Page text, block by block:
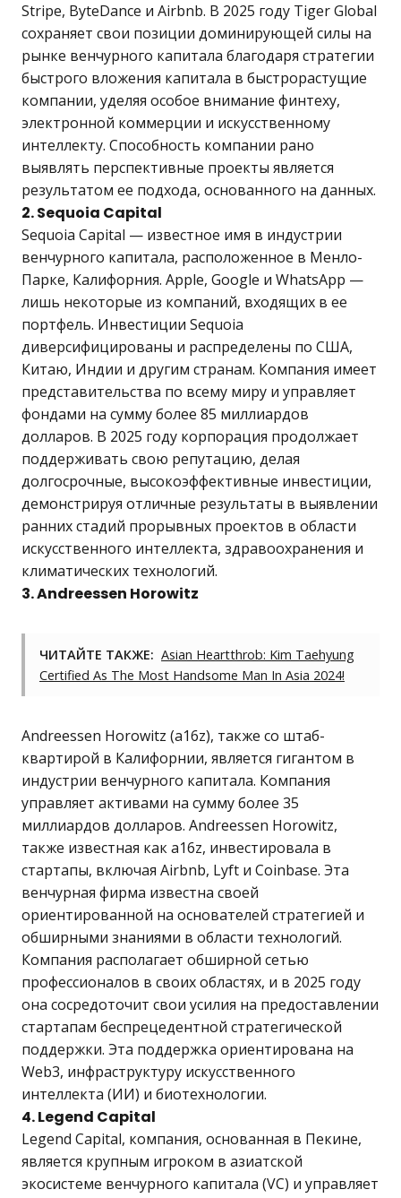
Stripe, ByteDance и Airbnb. В 2025 году Tiger Global
сохраняет свои позиции доминирующей силы на
рынке венчурного капитала благодаря стратегии
быстрого вложения капитала в быстрорастущие
компании, уделяя особое внимание финтеху,
электронной коммерции и искусственному
интеллекту. Способность компании рано
выявлять перспективные проекты является
результатом ее подхода, основанного на данных.
2. Sequoia Capital
Sequoia Capital — известное имя в индустрии
венчурного капитала, расположенное в Менло-
Парке, Калифорния. Apple, Google и WhatsApp —
лишь некоторые из компаний, входящих в ее
портфель. Инвестиции Sequoia
диверсифицированы и распределены по США,
Китаю, Индии и другим странам. Компания имеет
представительства по всему миру и управляет
фондами на сумму более 85 миллиардов
долларов. В 2025 году корпорация продолжает
поддерживать свою репутацию, делая
долгосрочные, высокоэффективные инвестиции,
демонстрируя отличные результаты в выявлении
ранних стадий прорывных проектов в области
искусственного интеллекта, здравоохранения и
климатических технологий.
3. Andreessen Horowitz
ЧИТАЙТЕ ТАКЖЕ: Asian Heartthrob: Kim Taehyung
Certified As The Most Handsome Man In Asia 2024!
Andreessen Horowitz (a16z), также со штаб-
квартирой в Калифорнии, является гигантом в
индустрии венчурного капитала. Компания
управляет активами на сумму более 35
миллиардов долларов. Andreessen Horowitz,
также известная как a16z, инвестировала в
стартапы, включая Airbnb, Lyft и Coinbase. Эта
венчурная фирма известна своей
ориентированной на основателей стратегией и
обширными знаниями в области технологий.
Компания располагает обширной сетью
профессионалов в своих областях, и в 2025 году
она сосредоточит свои усилия на предоставлении
стартапам беспрецедентной стратегической
поддержки. Эта поддержка ориентирована на
Web3, инфраструктуру искусственного
интеллекта (ИИ) и биотехнологии.
4. Legend Capital
Legend Capital, компания, основанная в Пекине,
является крупным игроком в азиатской
экосистеме венчурного капитала (VC) и управляет